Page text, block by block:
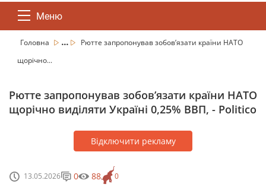
Меню
Головна ...
Рютте запропонував зобов’язати країни НАТО
щорічно...
Рютте запропонував зобов’язати країни НАТО
щорічно виділяти Україні 0,25% ВВП, - Politico
Відключити рекламу
13.05.2026 0
0 88